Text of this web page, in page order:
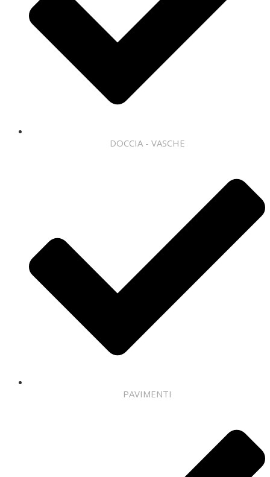
DOCCIA - VASCHE
PAVIMENTI